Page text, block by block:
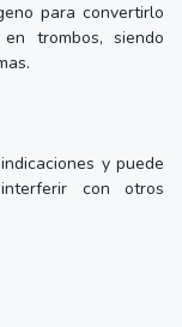
para convertirlo
trombos, siendo
y puede
con otros